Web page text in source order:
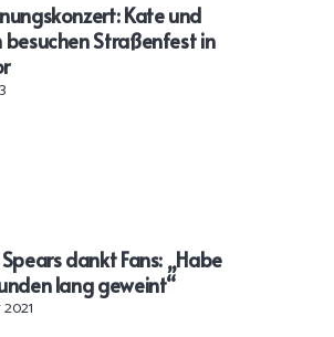
Kate und
Straßenfest in
dankt Fans: „Habe
lang geweint“